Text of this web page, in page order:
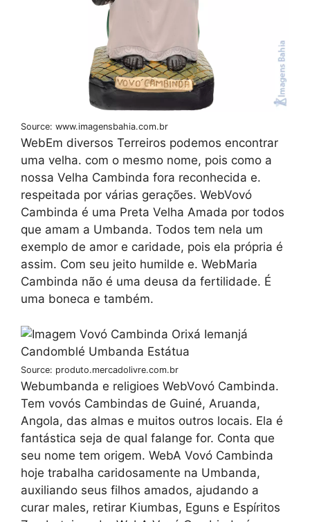
Source: www.imagensbahia.com.br
WebEm diversos Terreiros podemos encontrar
uma velha. com o mesmo nome, pois como a
nossa Velha Cambinda fora reconhecida e.
respeitada por várias gerações. WebVovó
Cambinda é uma Preta Velha Amada por todos
que amam a Umbanda. Todos tem nela um
exemplo de amor e caridade, pois ela própria é
assim. Com seu jeito humilde e. WebMaria
Cambinda não é uma deusa da fertilidade. É
uma boneca e também.
Source: produto.mercadolivre.com.br
Webumbanda e religioes WebVovó Cambinda.
Tem vovós Cambindas de Guiné, Aruanda,
Angola, das almas e muitos outros locais. Ela é
fantástica seja de qual falange for. Conta que
seu nome tem origem. WebA Vovó Cambinda
hoje trabalha caridosamente na Umbanda,
auxiliando seus filhos amados, ajudando a
curar males, retirar Kiumbas, Eguns e Espíritos